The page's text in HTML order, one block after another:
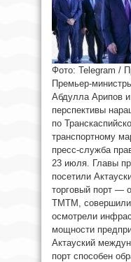
Фото: Telegram /
Премьер-
Абдулла Арипов
перспективы
по
транспортному
пресс-служба
23 июля. Главы
посетили
торговый порт —
ТМТМ, совершили
осмотрели
мощности
Актауский
порт способен